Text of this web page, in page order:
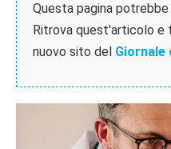
Questa pagina
Ritrova quest'articolo
nuovo sito del Giornale